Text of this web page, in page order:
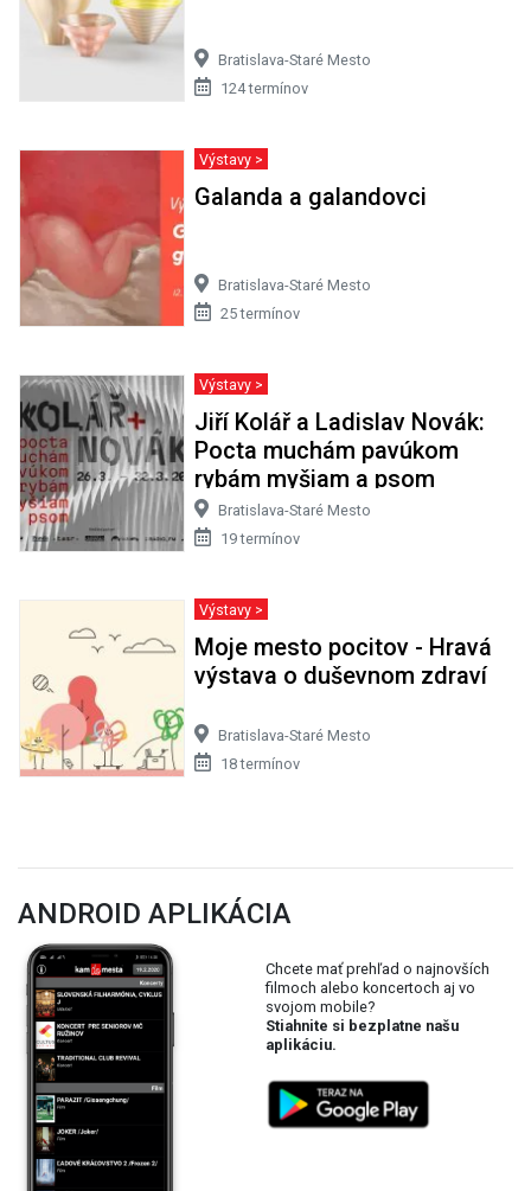
Bratislava-Staré Mesto
124 termínov
Výstavy >
Galanda a galandovci
Bratislava-Staré Mesto
25 termínov
Výstavy >
Jiří Kolář a Ladislav Novák:
Pocta muchám pavúkom
rybám myšiam a psom
Bratislava-Staré Mesto
19 termínov
Výstavy >
Moje mesto pocitov - Hravá
výstava o duševnom zdraví
Bratislava-Staré Mesto
18 termínov
ANDROID APLIKÁCIA
Chcete mať prehľad o najnovších
filmoch alebo koncertoch aj vo
svojom mobile?
Stiahnite si bezplatne našu
aplikáciu.